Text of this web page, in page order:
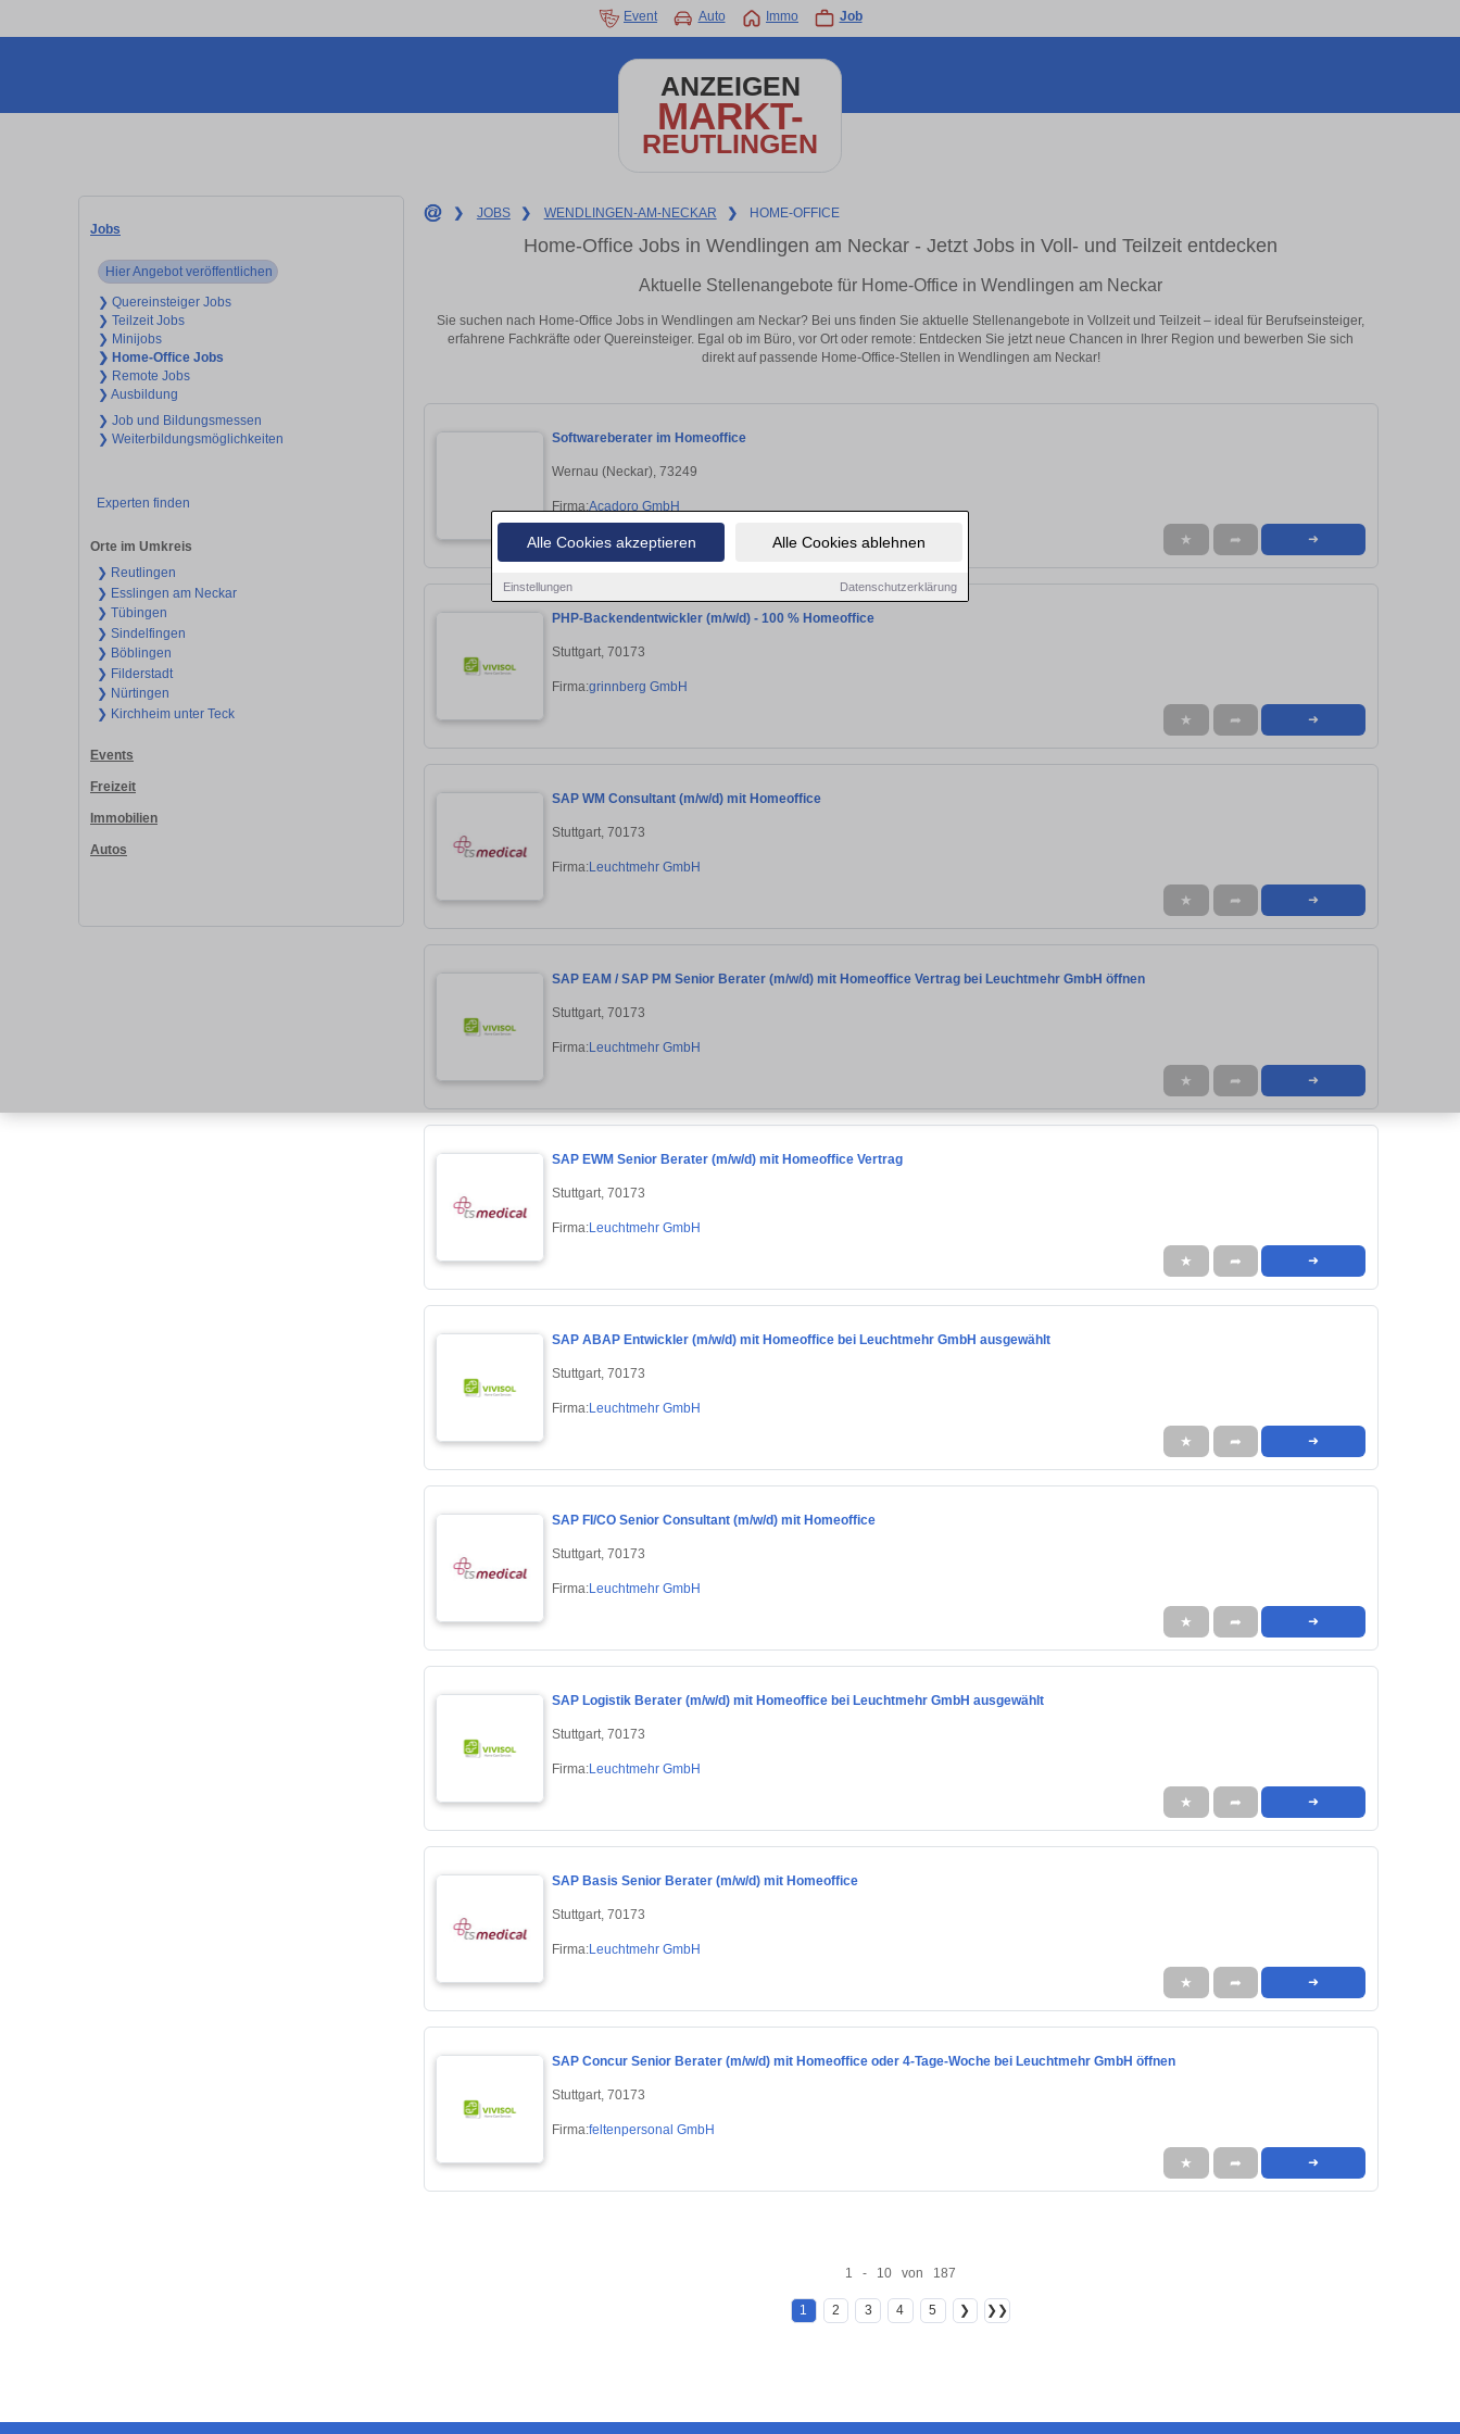
Alle Cookies akzeptieren Alle Cookies ablehnen
Einstellungen Datenschutzerklärung
Event Auto Immo Job
ANZEIGEN
MARKT-
REUTLINGEN
Jobs
Hier Angebot veröffentlichen
❯ Quereinsteiger Jobs
❯ Teilzeit Jobs
❯ Minijobs
❯ Home-Office Jobs
❯ Remote Jobs
❯ Ausbildung
❯ Job und Bildungsmessen
❯ Weiterbildungsmöglichkeiten
Experten finden
Orte im Umkreis
❯ Reutlingen
❯ Esslingen am Neckar
❯ Tübingen
❯ Sindelfingen
❯ Böblingen
❯ Filderstadt
❯ Nürtingen
❯ Kirchheim unter Teck
Events
Freizeit
Immobilien
Autos
❯ JOBS ❯ WENDLINGEN-AM-NECKAR ❯ HOME-OFFICE
Home-Office Jobs in Wendlingen am Neckar - Jetzt Jobs in Voll- und Teilzeit entdecken
Aktuelle Stellenangebote für Home-Office in Wendlingen am Neckar
Sie suchen nach Home-Office Jobs in Wendlingen am Neckar? Bei uns finden Sie aktuelle Stellenangebote in Vollzeit und Teilzeit – ideal für Berufseinsteiger,
erfahrene Fachkräfte oder Quereinsteiger. Egal ob im Büro, vor Ort oder remote: Entdecken Sie jetzt neue Chancen in Ihrer Region und bewerben Sie sich
direkt auf passende Home-Office-Stellen in Wendlingen am Neckar!
Softwareberater im Homeoffice
Wernau (Neckar), 73249
Firma:Acadoro GmbH
★ ➦ ➜
PHP-Backendentwickler (m/w/d) - 100 % Homeoffice
Stuttgart, 70173
Firma:grinnberg GmbH
★ ➦ ➜
SAP WM Consultant (m/w/d) mit Homeoffice
Stuttgart, 70173
Firma:Leuchtmehr GmbH
★ ➦ ➜
SAP EAM / SAP PM Senior Berater (m/w/d) mit Homeoffice Vertrag bei Leuchtmehr GmbH öffnen
Stuttgart, 70173
Firma:Leuchtmehr GmbH
★ ➦ ➜
SAP EWM Senior Berater (m/w/d) mit Homeoffice Vertrag
Stuttgart, 70173
Firma:Leuchtmehr GmbH
★ ➦ ➜
SAP ABAP Entwickler (m/w/d) mit Homeoffice bei Leuchtmehr GmbH ausgewählt
Stuttgart, 70173
Firma:Leuchtmehr GmbH
★ ➦ ➜
SAP FI/CO Senior Consultant (m/w/d) mit Homeoffice
Stuttgart, 70173
Firma:Leuchtmehr GmbH
★ ➦ ➜
SAP Logistik Berater (m/w/d) mit Homeoffice bei Leuchtmehr GmbH ausgewählt
Stuttgart, 70173
Firma:Leuchtmehr GmbH
★ ➦ ➜
SAP Basis Senior Berater (m/w/d) mit Homeoffice
Stuttgart, 70173
Firma:Leuchtmehr GmbH
★ ➦ ➜
SAP Concur Senior Berater (m/w/d) mit Homeoffice oder 4-Tage-Woche bei Leuchtmehr GmbH öffnen
Stuttgart, 70173
Firma:feltenpersonal GmbH
★ ➦ ➜
1 - 10 von 187
1 2 3 4 5 ❯ ❯❯